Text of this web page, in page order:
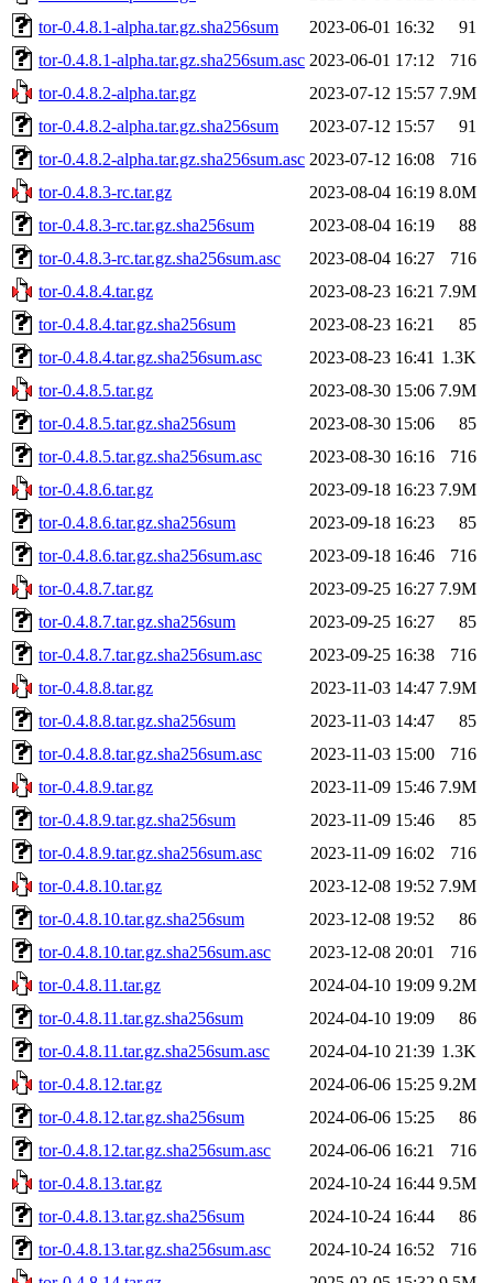
tor-0.4.8.1-alpha.tar.gz.sha256sum
2023-06-01 16:32
91
tor-0.4.8.1-alpha.tar.gz.sha256sum.asc 2023-06-01 17:12
716
tor-0.4.8.2-alpha.tar.gz
2023-07-12 15:57 7.9M
tor-0.4.8.2-alpha.tar.gz.sha256sum
2023-07-12 15:57
91
tor-0.4.8.2-alpha.tar.gz.sha256sum.asc 2023-07-12 16:08
716
tor-0.4.8.3-rc.tar.gz
2023-08-04 16:19 8.0M
tor-0.4.8.3-rc.tar.gz.sha256sum
2023-08-04 16:19
88
tor-0.4.8.3-rc.tar.gz.sha256sum.asc
2023-08-04 16:27
716
tor-0.4.8.4.tar.gz
2023-08-23 16:21 7.9M
tor-0.4.8.4.tar.gz.sha256sum
2023-08-23 16:21
85
tor-0.4.8.4.tar.gz.sha256sum.asc
2023-08-23 16:41 1.3K
tor-0.4.8.5.tar.gz
2023-08-30 15:06 7.9M
tor-0.4.8.5.tar.gz.sha256sum
2023-08-30 15:06
85
tor-0.4.8.5.tar.gz.sha256sum.asc
2023-08-30 16:16
716
tor-0.4.8.6.tar.gz
2023-09-18 16:23 7.9M
tor-0.4.8.6.tar.gz.sha256sum
2023-09-18 16:23
85
tor-0.4.8.6.tar.gz.sha256sum.asc
2023-09-18 16:46
716
tor-0.4.8.7.tar.gz
2023-09-25 16:27 7.9M
tor-0.4.8.7.tar.gz.sha256sum
2023-09-25 16:27
85
tor-0.4.8.7.tar.gz.sha256sum.asc
2023-09-25 16:38
716
tor-0.4.8.8.tar.gz
2023-11-03 14:47 7.9M
tor-0.4.8.8.tar.gz.sha256sum
2023-11-03 14:47
85
tor-0.4.8.8.tar.gz.sha256sum.asc
2023-11-03 15:00
716
tor-0.4.8.9.tar.gz
2023-11-09 15:46 7.9M
tor-0.4.8.9.tar.gz.sha256sum
2023-11-09 15:46
85
tor-0.4.8.9.tar.gz.sha256sum.asc
2023-11-09 16:02
716
tor-0.4.8.10.tar.gz
2023-12-08 19:52 7.9M
tor-0.4.8.10.tar.gz.sha256sum
2023-12-08 19:52
86
tor-0.4.8.10.tar.gz.sha256sum.asc
2023-12-08 20:01
716
tor-0.4.8.11.tar.gz
2024-04-10 19:09 9.2M
tor-0.4.8.11.tar.gz.sha256sum
2024-04-10 19:09
86
tor-0.4.8.11.tar.gz.sha256sum.asc
2024-04-10 21:39 1.3K
tor-0.4.8.12.tar.gz
2024-06-06 15:25 9.2M
tor-0.4.8.12.tar.gz.sha256sum
2024-06-06 15:25
86
tor-0.4.8.12.tar.gz.sha256sum.asc
2024-06-06 16:21
716
tor-0.4.8.13.tar.gz
2024-10-24 16:44 9.5M
tor-0.4.8.13.tar.gz.sha256sum
2024-10-24 16:44
86
tor-0.4.8.13.tar.gz.sha256sum.asc
2024-10-24 16:52
716